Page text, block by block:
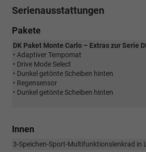
Serienausstattungen
Pakete
DK Paket Monte Carlo – Extras zur Serie
• Adaptiver Tempomat
• Drive Mode Select
• Dunkel getönte Scheiben hinten
• Regensensor
• Dunkel getönte Scheiben hinten
Innen
3-Speichen-Sport-Multifunktionslenkrad in